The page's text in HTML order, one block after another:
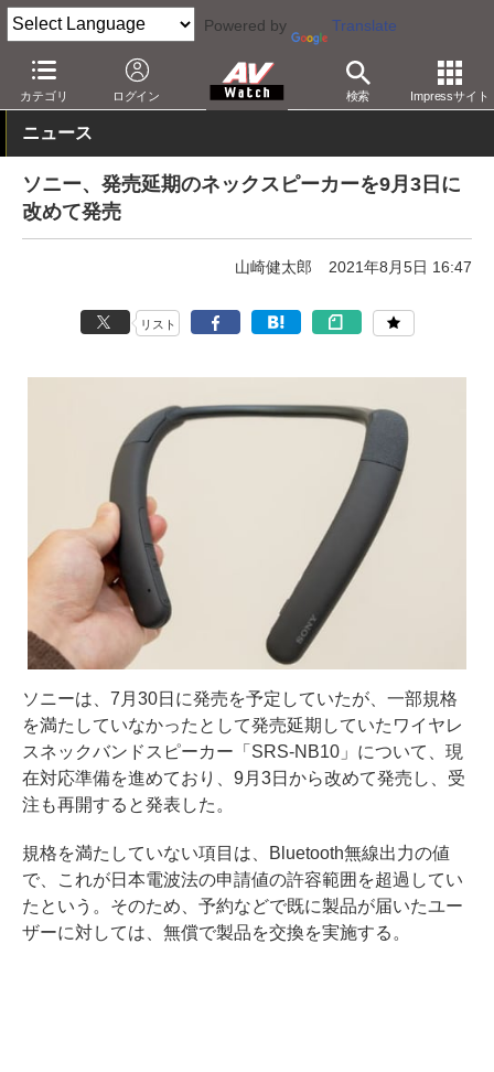
Powered by Translate
カテゴリ ログイン 検索 Impressサイト
AV Watch 製品 Bluetoothスピーカー
ニュース
ソニー、発売延期のネックスピーカーを9月3日に
改めて発売
山崎健太郎 2021年8月5日 16:47
リスト
ソニーは、7月30日に発売を予定していたが、一部規格
を満たしていなかったとして発売延期していたワイヤレ
スネックバンドスピーカー「SRS-NB10」について、現
在対応準備を進めており、9月3日から改めて発売し、受
注も再開すると発表した。
規格を満たしていない項目は、Bluetooth無線出力の値
で、これが日本電波法の申請値の許容範囲を超過してい
たという。そのため、予約などで既に製品が届いたユー
ザーに対しては、無償で製品を交換を実施する。